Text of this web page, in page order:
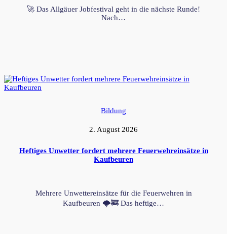
🚀 Das Allgäuer Jobfestival geht in die nächste Runde!
Nach…
Bildung
2. August 2026
Heftiges Unwetter fordert mehrere Feuerwehreinsätze in
Kaufbeuren
Mehrere Unwettereinsätze für die Feuerwehren in
Kaufbeuren 🌩️🚒 Das heftige…